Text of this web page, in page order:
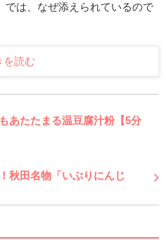
では、なぜ添えられているので
を読む
あたたまる温豆腐汁粉【5分
秋田名物「いぶりにんじ